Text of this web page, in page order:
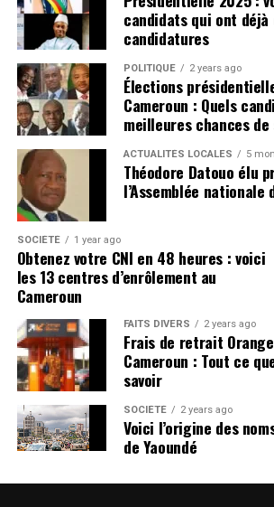
candidats qui ont
candidatures
POLITIQUE 2 years ago
Élections
Cameroun : Quels
meilleures chances de
ACTUALITÉS LOCALES 5
Théodore Datouo élu
l’Assemblée nationale
SOCIÉTÉ 1 year ago
Obtenez votre CNI en 48 heures : voici
les 13 centres d’enrôlement au
Cameroun
FAITS DIVERS 2 years ago
Frais de retrait
Cameroun : Tout ce
savoir
SOCIÉTÉ 2 years ago
Voici l’origine des
de Yaoundé